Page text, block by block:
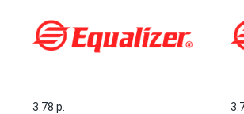
3.78 p.